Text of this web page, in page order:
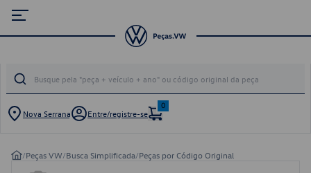
Nova Serrana Entre/registre-se
0
/Peças VW/Busca Simplificada/Peças por Código Original